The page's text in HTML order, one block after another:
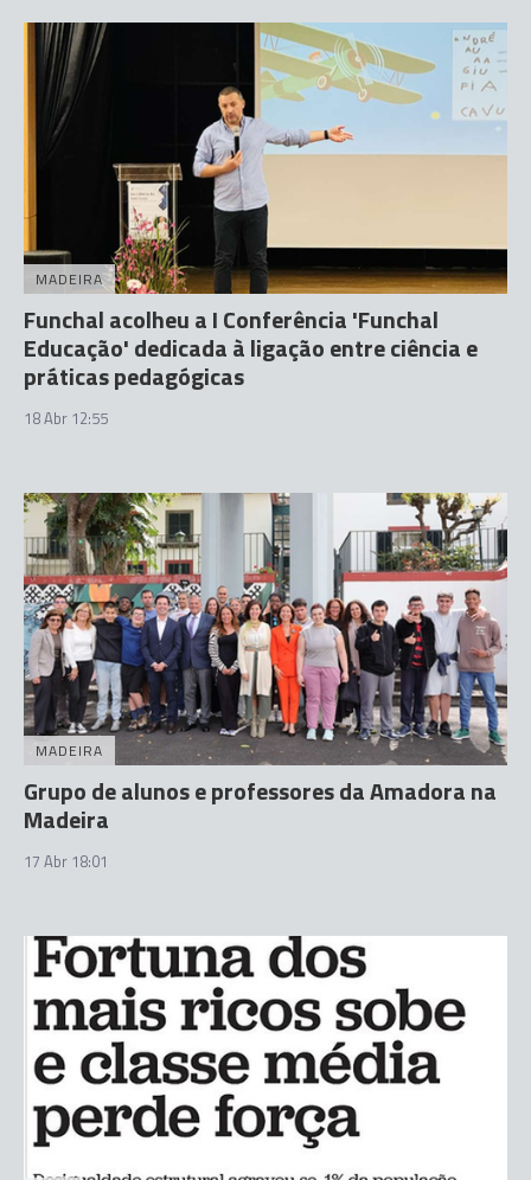
MADEIRA
Funchal acolheu a I Conferência 'Funchal
Educação' dedicada à ligação entre ciência e
práticas pedagógicas
18 Abr 12:55
MADEIRA
Grupo de alunos e professores da Amadora na
Madeira
17 Abr 18:01